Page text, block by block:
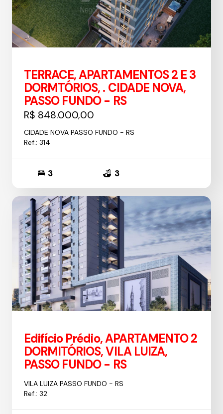
TERRACE, APARTAMENTOS 2 E 3
DORMTÓRIOS, . CIDADE NOVA,
PASSO FUNDO - RS
R$ 848.000,00
CIDADE NOVA PASSO FUNDO - RS
Ref.: 314
3 3
Edifício Prédio, APARTAMENTO 2
DORMITÓRIOS, VILA LUIZA,
PASSO FUNDO - RS
VILA LUIZA PASSO FUNDO - RS
Ref.: 32